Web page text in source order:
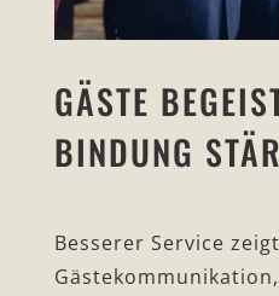
GÄSTE
BINDUNG
Besserer Service